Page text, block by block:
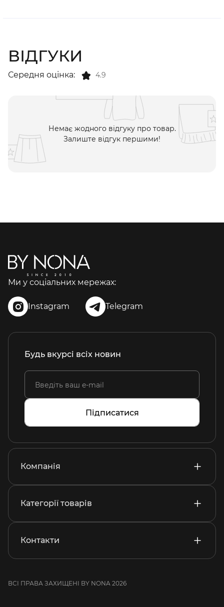
ВІДГУКИ
Середня оцінка: 4.9
Немає жодного відгуку про товар.
Залиште відгук першими!
Ми у соціальних мережах:
Instagram Telegram
Будь вкурсі всіх новин
Підписатися
Компанія
Категорії товарів
Контакти
ВСІ ПРАВА ЗАХИЩЕНІ BY NONA 2026